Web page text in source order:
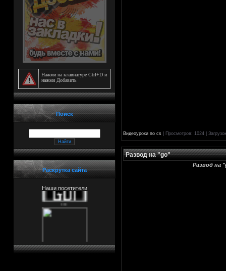
Нажми на клавиатуре Ctrl+D и
нажми Добавить
Поиск
Раскрутка сайта
Наши посетители
***
***
***
***
***
***
***
***
***
***
Видеоуроки по cs | Просмотров: 1024 |
Развод на "go"
Развод на